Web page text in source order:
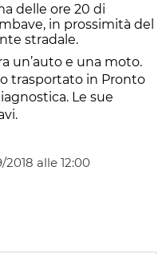
delle ore 20 di
in prossimità del
stradale.
un’auto e una moto.
trasportato in Pronto
Le sue
alle 12:00